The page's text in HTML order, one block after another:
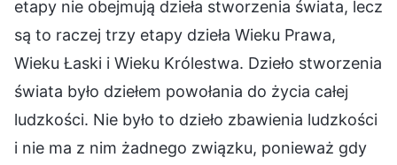
etapy nie obejmują dzieła stworzenia świata, lecz
są to raczej trzy etapy dzieła Wieku Prawa,
Wieku Łaski i Wieku Królestwa. Dzieło stworzenia
świata było dziełem powołania do życia całej
ludzkości. Nie było to dzieło zbawienia ludzkości
i nie ma z nim żadnego związku, ponieważ gdy